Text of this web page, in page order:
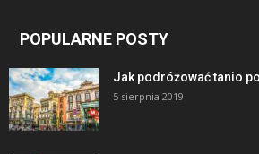
POPULARNE POSTY
Jak podróżować tanio
5 sierpnia 2019